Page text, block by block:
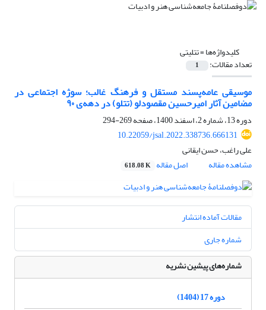
کلیدواژه‌ها =تتلیتی
تعداد مقالات: 1
موسیقی عامه‌پسند مستقل و فرهنگ غالب؛ سوژه اجتماعی در
مضامین آثار امیرحسین مقصودلو (تتلو) در دهه‌ی ۹۰
دوره 13، شماره 2، اسفند 1400، صفحه
269-294
10.22059/jsal.2022.338736.666131
علی راغب، حسن ایقانی
مشاهده مقاله
اصل مقاله 618.08 K
مقالات آماده انتشار
شماره جاری
شماره‌های پیشین نشریه
دوره 17 (1404)